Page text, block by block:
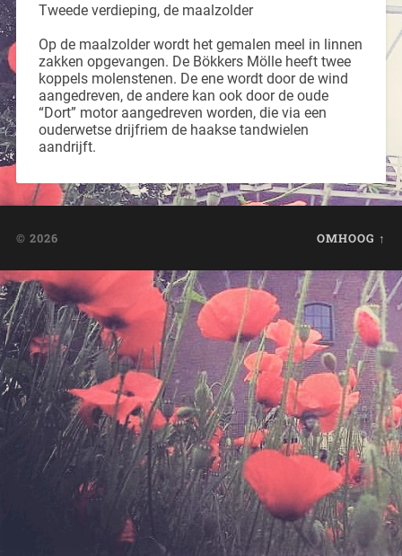
Tweede verdieping, de maalzolder
Op de maalzolder wordt het gemalen meel in linnen
zakken opgevangen. De Bökkers Mölle heeft twee
koppels molenstenen. De ene wordt door de wind
aangedreven, de andere kan ook door de oude
“Dort” motor aangedreven worden, die via een
ouderwetse drijfriem de haakse tandwielen
aandrijft.
© 2026 OMHOOG ↑